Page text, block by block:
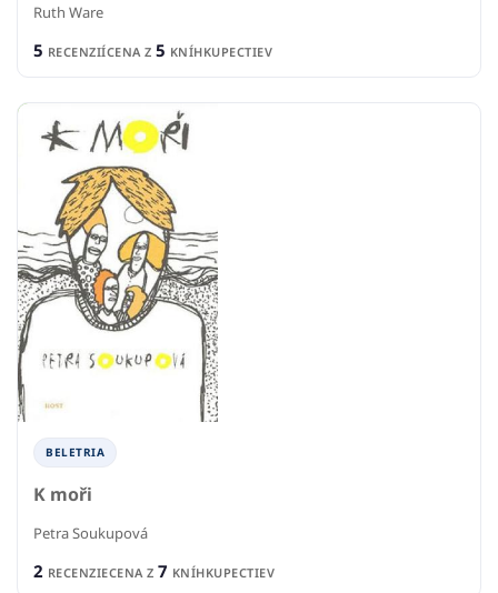
Ruth Ware
5 RECENZIÍCENA Z 5 KNÍHKUPECTIEV
BELETRIA
K moři
Petra Soukupová
2 RECENZIECENA Z 7 KNÍHKUPECTIEV